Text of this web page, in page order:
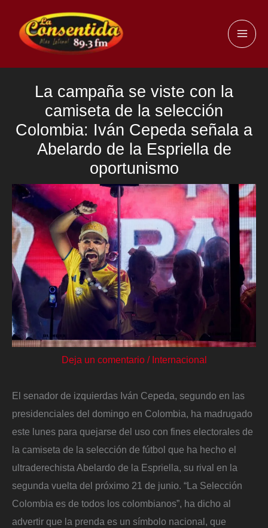
contenido
La campaña se viste con la
camiseta de la selección
Colombia: Iván Cepeda señala a
Abelardo de la Espriella de
oportunismo
Deja un comentario / Internacional
El senador de izquierdas Iván Cepeda, segundo en las
presidenciales del domingo en Colombia, ha madrugado
este lunes para quejarse del uso con fines electorales de
la camiseta de la selección de fútbol que ha hecho el
ultraderechista Abelardo de la Espriella, su rival en la
segunda vuelta del próximo 21 de junio. “La Selección
Colombia es de todos los colombianos”, ha dicho al
advertir que la prenda es un símbolo nacional, que